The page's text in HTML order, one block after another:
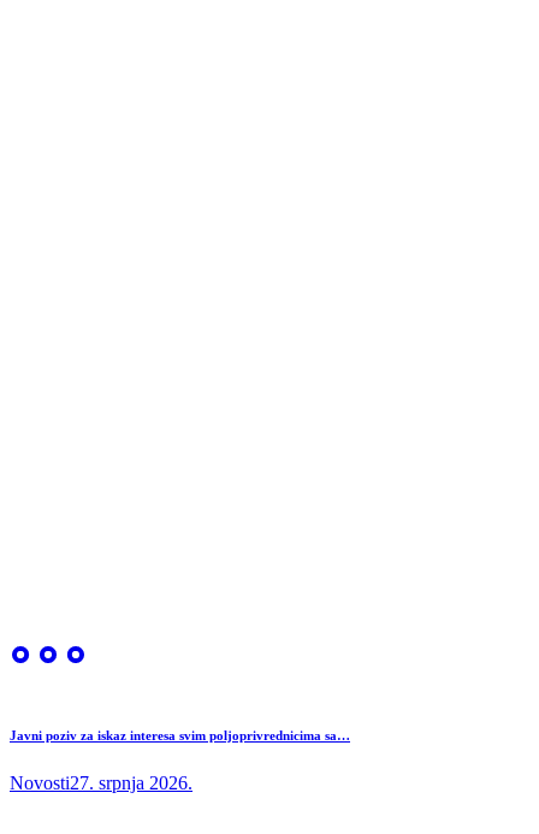
Javni poziv za iskaz interesa svim poljoprivrednicima sa…
Novosti27. srpnja 2026.